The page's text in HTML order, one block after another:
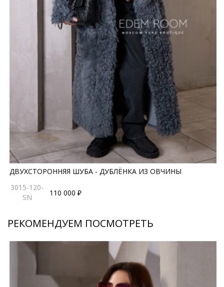
*описание несет информационный характер, состав и
правила ухода могут быть изменены производителем
ДВУХСТОРОННЯЯ ШУБА - ДУБЛЁНКА ИЗ ОВЧИНЫ
3015-120-
SN
110 000 ₽
РЕКОМЕНДУЕМ ПОСМОТРЕТЬ